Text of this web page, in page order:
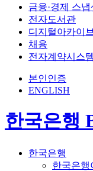
금융·경제 스냅
전자도서관
디지털아카이브
채용
전자계약시스템
본인인증
ENGLISH
한국은행
한국은행
한국은행